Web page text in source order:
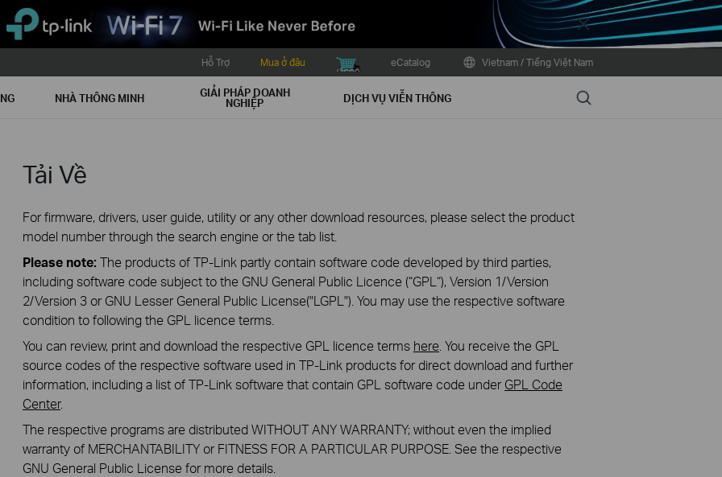
Close
Hỗ Trợ Mua ở đâu
buy icon
eCatalog Vietnam / Tiếng Việt Nam
NHÀ THÔNG MINH GIẢI PHÁP DOANH
NGHIỆP DỊCH VỤ VIỄN THÔNG Search
Tải Về
For firmware, drivers, user guide, utility or any other download resources, please select the product
model number through the search engine or the tab list.
Please note: The products of TP-Link partly contain software code developed by third parties,
including software code subject to the GNU General Public Licence (“GPL“), Version 1/Version
2/Version 3 or GNU Lesser General Public License("LGPL"). You may use the respective software
condition to following the GPL licence terms.
You can review, print and download the respective GPL licence terms here . You receive the GPL
source codes of the respective software used in TP-Link products for direct download and further
information, including a list of TP-Link software that contain GPL software code under GPL Code
Center.
The respective programs are distributed WITHOUT ANY WARRANTY; without even the implied
warranty of MERCHANTABILITY or FITNESS FOR A PARTICULAR PURPOSE. See the respective
GNU General Public License for more details.